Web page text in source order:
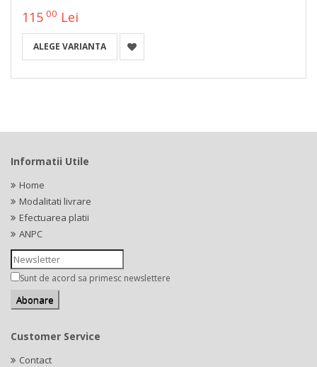
115 00 Lei
ALEGE VARIANTA
Informatii Utile
Home
Modalitati livrare
Efectuarea platii
ANPC
Sunt de acord sa primesc newslettere
Customer Service
Contact